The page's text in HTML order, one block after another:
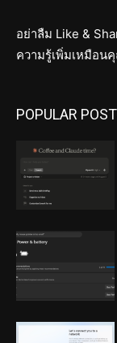
อย่าลืม Like &
ความรู้เพิ่มเหมือน
POPULAR